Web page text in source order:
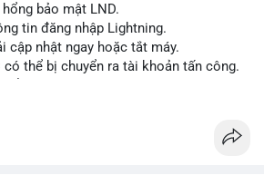
theo dõi sát các giao dịch tiếp theo từ
xác định xu hướng rõ ràng hơn. Tránh
trên một giao dịch đơn lẻ, hãy kết hợp
bảo mật LND.
tin đăng nhập Lightning.
cập nhật ngay hoặc tắt máy.
có thể bị chuyển ra tài khoản tấn công.